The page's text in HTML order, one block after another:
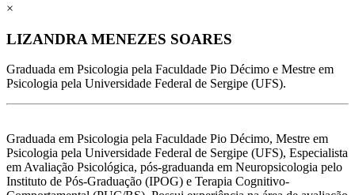
×
LIZANDRA MENEZES SOARES
Graduada em Psicologia pela Faculdade Pio Décimo e Mestre em
Psicologia pela Universidade Federal de Sergipe (UFS).
Graduada em Psicologia pela Faculdade Pio Décimo, Mestre em
Psicologia pela Universidade Federal de Sergipe (UFS), Especialista
em Avaliação Psicológica, pós-graduanda em Neuropsicologia pelo
Instituto de Pós-Graduação (IPOG) e Terapia Cognitivo-